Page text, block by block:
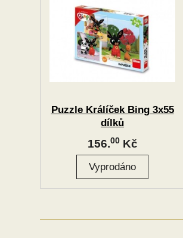
Puzzle Králíček Bing 3x55
dílků
156.00Kč